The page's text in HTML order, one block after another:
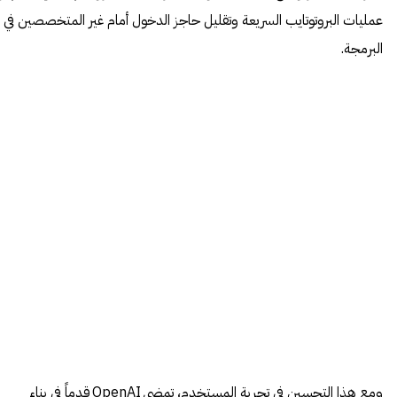
عمليات البروتوتايب السريعة وتقليل حاجز الدخول أمام غير المتخصصين في
البرمجة.